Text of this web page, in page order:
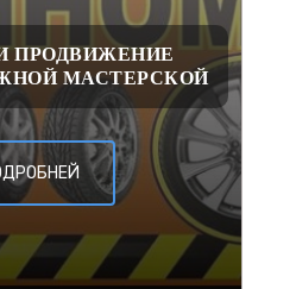
ПРОДВИЖЕНИЕ
МАСТЕРСКОЙ